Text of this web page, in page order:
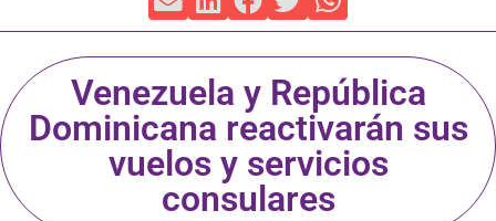
Venezuela y República
Dominicana reactivarán sus
vuelos y servicios
consulares